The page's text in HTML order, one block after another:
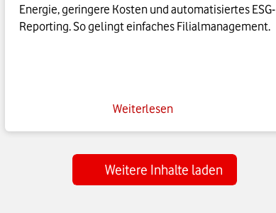
Energie, geringere Kosten und automatisiertes ESG-
Reporting. So gelingt einfaches Filialmanagement.
Weiterlesen
Weitere Inhalte laden